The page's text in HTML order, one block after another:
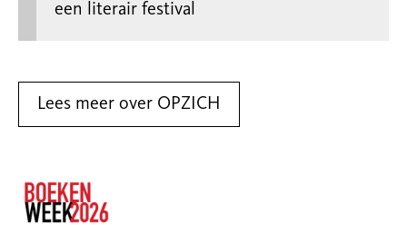
een literair festival
Lees meer over OPZICH